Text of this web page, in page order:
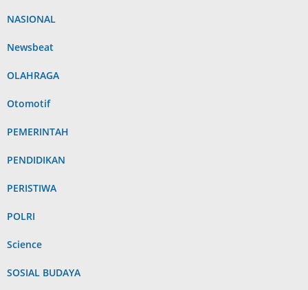
NASIONAL
Newsbeat
OLAHRAGA
Otomotif
PEMERINTAH
PENDIDIKAN
PERISTIWA
POLRI
Science
SOSIAL BUDAYA